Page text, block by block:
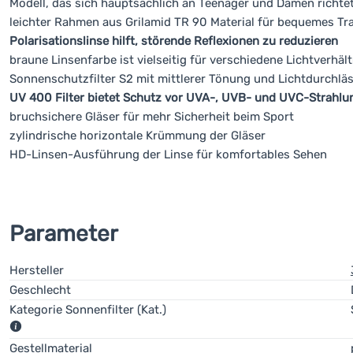
Modell, das sich hauptsächlich an Teenager und Damen
leichter Rahmen aus Grilamid TR 90 Material für bequemes
Polarisationslinse hilft, störende Reflexionen zu reduzieren
braune Linsenfarbe ist vielseitig für verschiedene
Sonnenschutzfilter S2 mit mittlerer Tönung und
UV 400 Filter bietet Schutz vor UVA-, UVB- und UVC-
bruchsichere Gläser für mehr Sicherheit beim Sport
zylindrische horizontale Krümmung der Gläser
HD-Linsen-Ausführung der Linse für komfortables Sehen
Parameter
Hersteller
Geschlecht
Kategorie Sonnenfilter (Kat.)
Das Spektrum bedeutet, dass es sich um photochrome
Gestellmaterial